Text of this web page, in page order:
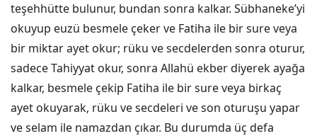
teşehhütte bulunur, bundan sonra kalkar. Sübhaneke’yi
okuyup euzü besmele çeker ve Fatiha ile bir sure veya
bir miktar ayet okur; rüku ve secdelerden sonra oturur,
sadece Tahiyyat okur, sonra Allahü ekber diyerek ayağa
kalkar, besmele çekip Fatiha ile bir sure veya birkaç
ayet okuyarak, rüku ve secdeleri ve son oturuşu yapar
ve selam ile namazdan çıkar. Bu durumda üç defa